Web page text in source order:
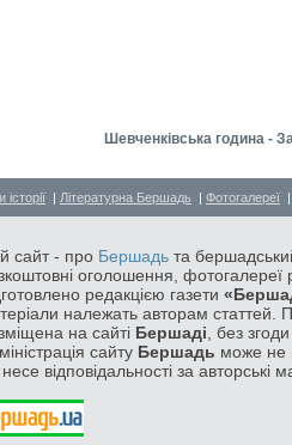
Шевченківська година -
| Літературна Бершадь | Фотогалереї
сайт - про Бершадь та
оголошення, фотогалереї
редакцією газети
належать авторам статтей.
на сайті Бершаді , без
сайту Бершадь може не
відповідальності за авторські